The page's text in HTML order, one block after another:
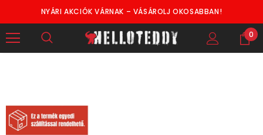
NYÁRI AKCIÓK VÁRNAK – VÁSÁROLJ OKOSABBAN!
0